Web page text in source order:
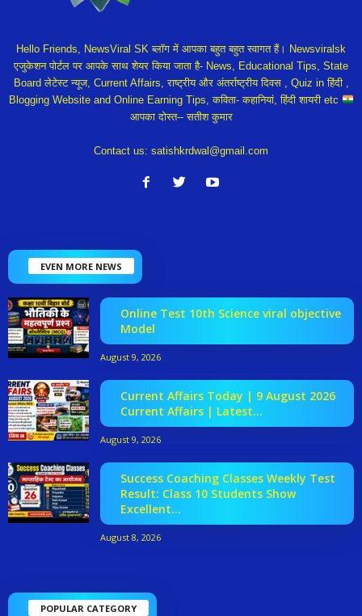
Hello Friends, NewsViral SK ब्लॉग में आपका बहुत बहुत स्वागत हैं। Newsviralsk
एजुकेशन पोर्टल पर आपके साथ शेयर किया जाता है- News, Educational Tips, State
Board लेटेस्ट न्यूज, Current Affairs, राष्ट्रीय और अंतर्राष्ट्रीय दिवस , Quiz in हिंदी ,
Blogging Website and Online Earning Tips, कविता- कहानियां, हिंदी शायरी etc
आपका दोस्त-- सतीश कुमार
Contact us: satishkrdwal@gmail.com
EVEN MORE NEWS
Online Test 10th Science viral objective
Model
August 9, 2026
Current Affairs Today | 9 August 2026
Current Affairs | Latest...
August 9, 2026
Success Coaching Classes Weekly Test
Result: Class 10 Students Show
Excellent...
August 8, 2026
POPULAR CATEGORY